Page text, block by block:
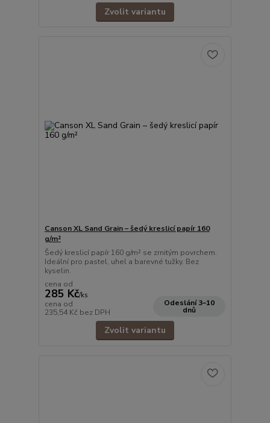
Zvolit variantu
Canson XL Sand Grain – šedý kreslicí papír 160
g/m²
Šedý kreslicí papír 160 g/m² se zrnitým povrchem.
Ideální pro pastel, uhel a barevné tužky. Bez
kyselin.
cena od
285 Kč/ks
cena od
235,54 Kč bez DPH
Odeslání 3–10
dnů
Zvolit variantu